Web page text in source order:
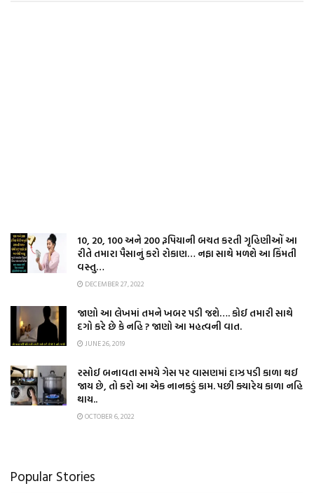
10, 20, 100 અને 200 રૂપિયાની બચત કરતી ગૃહિણીઓં આ
રીતે તમારા પૈસાનું કરો રોકાણ… નફા સાથે મળશે આ કિંમતી
વસ્તુ…
DECEMBER 27, 2022
જાણો આ લેખમાં તમને ખબર પડી જશે…. કોઈ તમારી સાથે
દગો કરે છે કે નહિ ? જાણો આ મહત્વની વાત.
JUNE 26, 2019
રસોઈ બનાવતા સમયે ગેસ પર વાસણમાં દાઝ પડી કાળા થઈ
જાય છે, તો કરો આ એક નાનકડું કામ. પછી ક્યારેય કાળા નહિ
થાય..
OCTOBER 6, 2022
Popular Stories